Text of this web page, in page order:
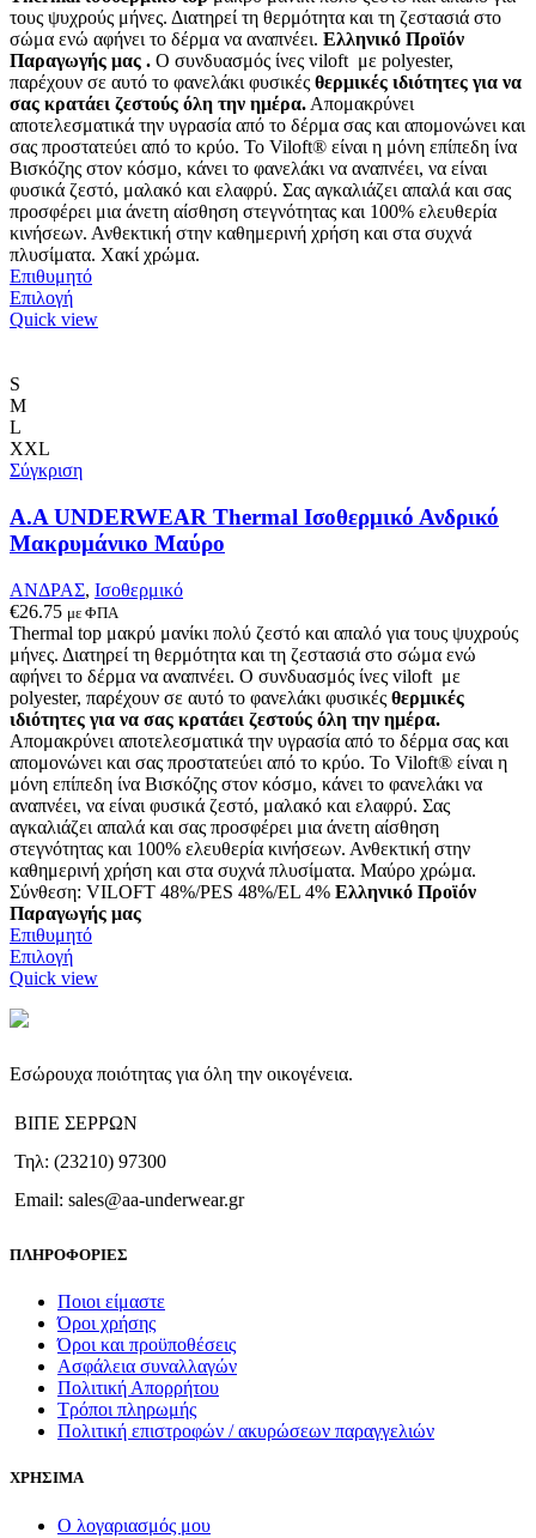
τους ψυχρούς μήνες. Διατηρεί τη θερμότητα και τη ζεστασιά στο
σώμα ενώ αφήνει το δέρμα να αναπνέει. Ελληνικό Προϊόν
Παραγωγής μας . Ο συνδυασμός ίνες viloft με polyester,
παρέχουν σε αυτό το φανελάκι φυσικές θερμικές ιδιότητες για να
σας κρατάει ζεστούς όλη την ημέρα.Απομακρύνει
αποτελεσματικά την υγρασία από το δέρμα σας και απομονώνει και
σας προστατεύει από το κρύο. Το Viloft® είναι η μόνη επίπεδη ίνα
Βισκόζης στον κόσμο, κάνει το φανελάκι να αναπνέει, να είναι
φυσικά ζεστό, μαλακό και ελαφρύ. Σας αγκαλιάζει απαλά και σας
προσφέρει μια άνετη αίσθηση στεγνότητας και 100% ελευθερία
κινήσεων. Ανθεκτική στην καθημερινή χρήση και στα συχνά
πλυσίματα. Χακί χρώμα.
Επιθυμητό
ΕπιλογήΑυτό
το
μπορούν
επιλεγούν
σελίδα
προϊόντος
Quick view
S
M
L
XXL
Σύγκριση
Α.A UNDERWEAR Thermal Ισοθερμικό Ανδρικό
Μακρυμάνικο Μαύρο
ΑΝΔΡΑΣ, Ισοθερμικό
€26.75 με ΦΠΑ
Thermal top μακρύ μανίκι πολύ ζεστό και απαλό για τους ψυχρούς
μήνες. Διατηρεί τη θερμότητα και τη ζεστασιά στο σώμα ενώ
αφήνει το δέρμα να αναπνέει. Ο συνδυασμός ίνες viloft με
polyester, παρέχουν σε αυτό το φανελάκι φυσικές θερμικές
ιδιότητες για να σας κρατάει ζεστούς όλη την ημέρα.
Απομακρύνει αποτελεσματικά την υγρασία από το δέρμα σας και
απομονώνει και σας προστατεύει από το κρύο. Το Viloft® είναι η
μόνη επίπεδη ίνα Βισκόζης στον κόσμο, κάνει το φανελάκι να
αναπνέει, να είναι φυσικά ζεστό, μαλακό και ελαφρύ. Σας
αγκαλιάζει απαλά και σας προσφέρει μια άνετη αίσθηση
στεγνότητας και 100% ελευθερία κινήσεων. Ανθεκτική στην
καθημερινή χρήση και στα συχνά πλυσίματα. Μαύρο χρώμα.
Σύνθεση: VILOFT 48%/PES 48%/EL 4% Ελληνικό Προϊόν
Παραγωγής μας
Επιθυμητό
ΕπιλογήΑυτό
το
παραλλαγές.
Οι
μπορούν
επιλεγούν
στη
σελίδα
προϊόντος
Quick view
Εσώρουχα ποιότητας για όλη την οικογένεια.
ΒΙΠΕ ΣΕΡΡΩΝ
Τηλ: (23210) 97300
Email: sales@aa-underwear.gr
ΠΛΗΡΟΦΟΡΙΕΣ
Ποιοι είμαστε
Όροι χρήσης
Όροι και προϋποθέσεις
Ασφάλεια συναλλαγών
Πολιτική Απορρήτου
Τρόποι πληρωμής
Πολιτική επιστροφών / ακυρώσεων παραγγελιών
ΧΡΗΣΙΜΑ
Ο λογαριασμός μου